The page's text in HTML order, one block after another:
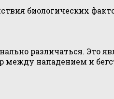
биологических
различаться. Это
нападением и